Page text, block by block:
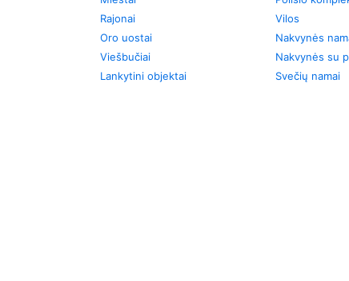
Rajonai
Oro uostai
Viešbučiai
Lankytini objektai
Vilos
Nakvynės
Nakvynės su
Svečių namai